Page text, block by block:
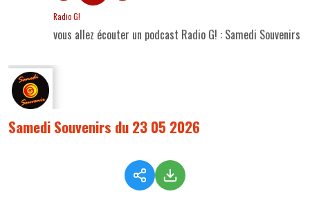
Radio G!
vous allez écouter un podcast Radio G! : Samedi Souvenirs
Samedi Souvenirs du 23 05 2026